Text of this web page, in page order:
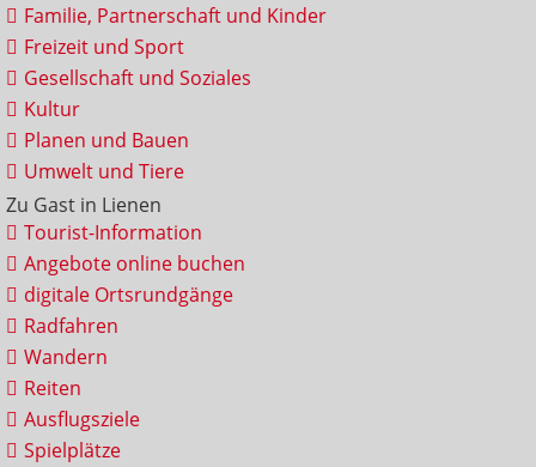
Familie, Partnerschaft und Kinder
Freizeit und Sport
Gesellschaft und Soziales
Kultur
Planen und Bauen
Umwelt und Tiere
Zu Gast in Lienen
Tourist-Information
Angebote online buchen
digitale Ortsrundgänge
Radfahren
Wandern
Reiten
Ausflugsziele
Spielplätze